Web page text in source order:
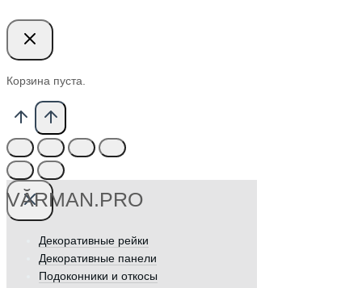
Корзина пуста.
VӐRMAN.PRO
Декоративные рейки
Декоративные панели
Подоконники и откосы